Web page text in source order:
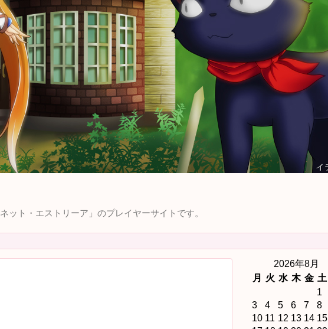
ット・エストリーア」のプレイヤーサイトです。
2026年8月
月
火 水 木 金 土
1
3
4 5 6 7 8
10 11 12 13 14 15